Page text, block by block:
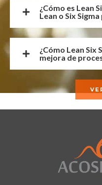
¿Cómo es Lean
Lean o Six
¿Cómo Lean Six
mejora de